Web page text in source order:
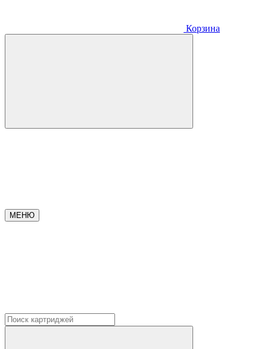
Корзина
МЕНЮ